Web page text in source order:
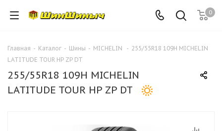
0
Главная - Каталог - Шины - MICHELIN - 255/55R18 109H MICHELIN
LATITUDE TOUR HP ZP DT
255/55R18 109H MICHELIN
LATITUDE TOUR HP ZP DT